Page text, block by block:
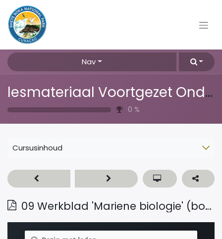
Nav
lesmateriaal Voortgezet Onderwijs
0 %
Cursusinhoud
09 Werkblad 'Mariene biologie' (bovenbouw havo-vwo)